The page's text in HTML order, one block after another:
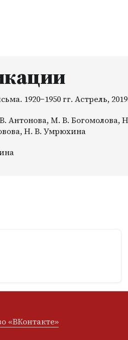
1920−1950 гг. Астрель,
Антонова, М. В.
Н. В. Умрюхина
«ВКонтакте»